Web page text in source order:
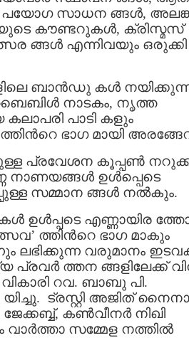
സാധന ങ്ങൾ,
യുടെ കൗണ്ടറുകൾ, ക്രിസ്മസ്
ങ്ങൾ എന്നിവയും ഒരുക്കി
ബാൻഡു കൾ
നാടകം, നൃത്ത
പാടി കളും
ഭാഗ മായി
പ്രവേശന കൂപ്പൺ
നാണയങ്ങൾ ഉൾപ്പെടെ
പ്പുള്ള സമ്മാന ങ്ങൾ നൽകും.
ഉൾപ്പടെ എണ്ണായിര
ത്തിന്‍റെ ഭാഗ മാകും
ലഭിക്കുന്ന വരുമാനം
ത്തന ങ്ങളിലേക്ക്
റവ. ബാബു പി.
ട്രസ്റ്റി അജിത്
കണ്‍വീനര്‍ നിഖി
വാര്‍ത്താ സമ്മേള നത്തില്‍